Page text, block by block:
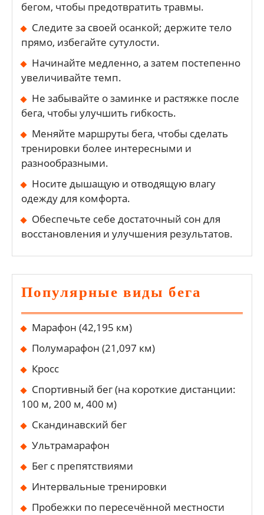
бегом, чтобы предотвратить травмы.
Следите за своей осанкой; держите тело
прямо, избегайте сутулости.
Начинайте медленно, а затем постепенно
увеличивайте темп.
Не забывайте о заминке и растяжке после
бега, чтобы улучшить гибкость.
Меняйте маршруты бега, чтобы сделать
тренировки более интересными и
разнообразными.
Носите дышащую и отводящую влагу
одежду для комфорта.
Обеспечьте себе достаточный сон для
восстановления и улучшения результатов.
Популярные виды бега
Марафон (42,195 км)
Полумарафон (21,097 км)
Кросс
Спортивный бег (на короткие дистанции:
100 м, 200 м, 400 м)
Скандинавский бег
Ультрамарафон
Бег с препятствиями
Интервальные тренировки
Пробежки по пересечённой местности